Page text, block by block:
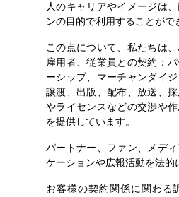
人のキャリアやイメージは
ンの目的で利用することがで
この点について、私たちは
雇用者、従業員との契約：
ーシップ、マーチャンダイ
譲渡、出版、配布、放送、
やライセンスなどの交渉や
を提供しています。
パートナー、ファン、メデ
ケーションや広報活動を法的
お客様の契約関係に関わる